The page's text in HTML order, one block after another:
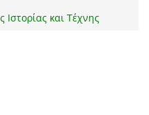
και Τέχνης